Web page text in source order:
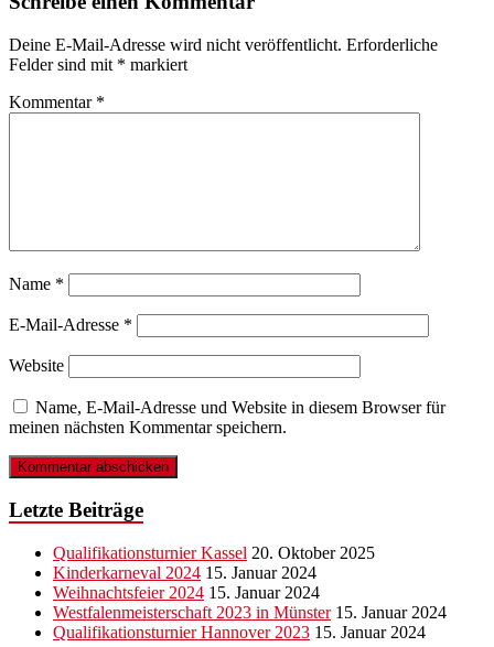
Deine E-Mail-Adresse wird nicht veröffentlicht. Erforderliche
Felder sind mit * markiert
Kommentar *
Name *
E-Mail-Adresse *
Website
Name, E-Mail-Adresse und Website in diesem Browser für
meinen nächsten Kommentar speichern.
Letzte Beiträge
Qualifikationsturnier Kassel 20. Oktober 2025
Kinderkarneval 2024 15. Januar 2024
Weihnachtsfeier 2024 15. Januar 2024
Westfalenmeisterschaft 2023 in Münster 15. Januar 2024
Qualifikationsturnier Hannover 2023 15. Januar 2024